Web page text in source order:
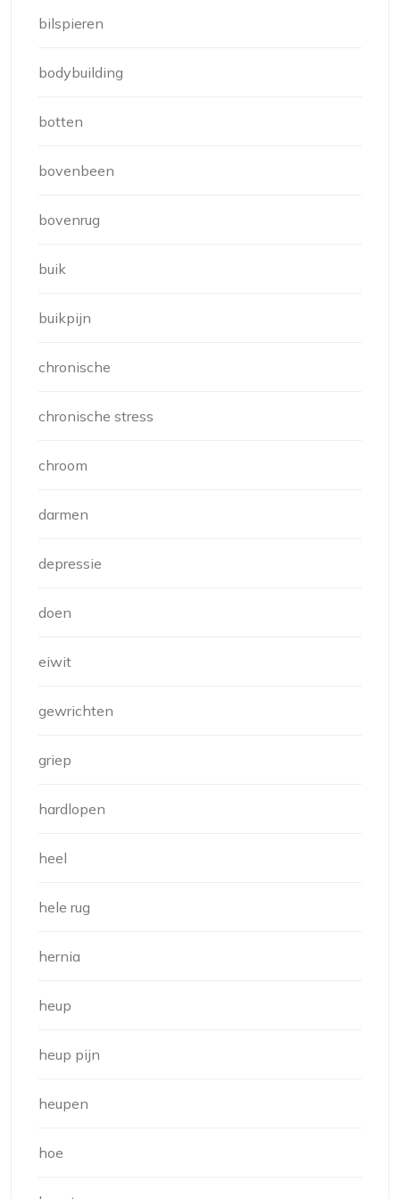
bilspieren
bodybuilding
botten
bovenbeen
bovenrug
buik
buikpijn
chronische
chronische stress
chroom
darmen
depressie
doen
eiwit
gewrichten
griep
hardlopen
heel
hele rug
hernia
heup
heup pijn
heupen
hoe